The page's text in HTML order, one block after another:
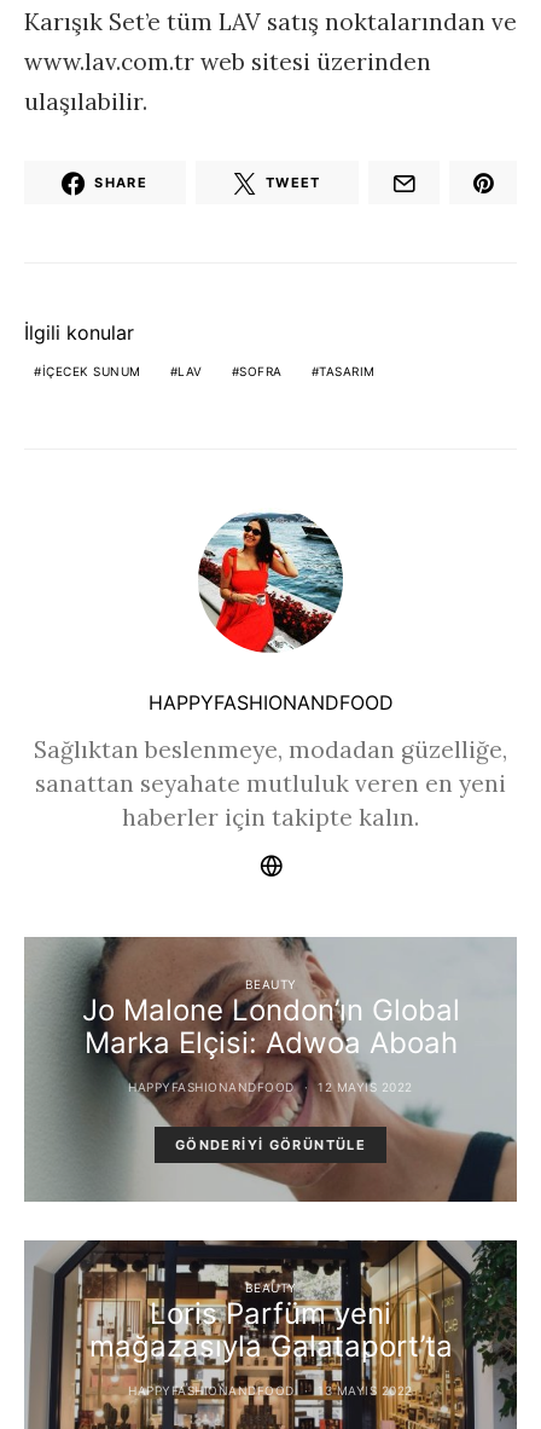
Karışık Set’e tüm LAV satış noktalarından ve
www.lav.com.tr web sitesi üzerinden
ulaşılabilir.
SHARE TWEET
İlgili konular
IÇECEK SUNUM LAV SOFRA TASARIM
HAPPYFASHIONANDFOOD
Sağlıktan beslenmeye, modadan güzelliğe,
sanattan seyahate mutluluk veren en yeni
haberler için takipte kalın.
BEAUTY
Jo Malone London’ın Global
Marka Elçisi: Adwoa Aboah
HAPPYFASHIONANDFOOD 12 MAYIS 2022
GÖNDERIYI GÖRÜNTÜLE
BEAUTY
Loris Parfüm yeni
mağazasıyla Galataport’ta
HAPPYFASHIONANDFOOD 13 MAYIS 2022